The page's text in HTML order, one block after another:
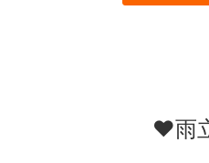
❤雨